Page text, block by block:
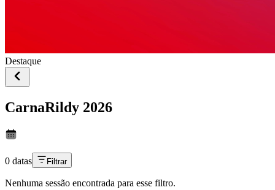
Destaque
CarnaRildy 2026
0 datas Filtrar
Nenhuma sessão encontrada para esse filtro.